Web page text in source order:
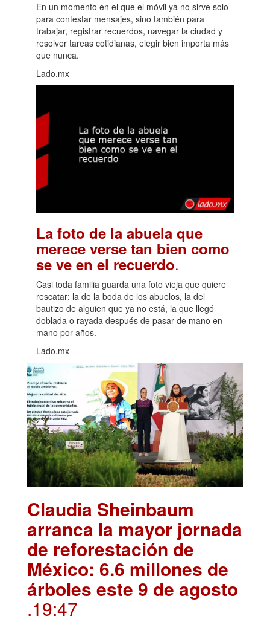
En un momento en el que el móvil ya no sirve solo
para contestar mensajes, sino también para
trabajar, registrar recuerdos, navegar la ciudad y
resolver tareas cotidianas, elegir bien importa más
que nunca.
Lado.mx
La foto de la abuela que
merece verse tan bien como
se ve en el recuerdo.
Casi toda familia guarda una foto vieja que quiere
rescatar: la de la boda de los abuelos, la del
bautizo de alguien que ya no está, la que llegó
doblada o rayada después de pasar de mano en
mano por años.
Lado.mx
Claudia Sheinbaum
arranca la mayor jornada
de reforestación de
México: 6.6 millones de
árboles este 9 de agosto
.19:47